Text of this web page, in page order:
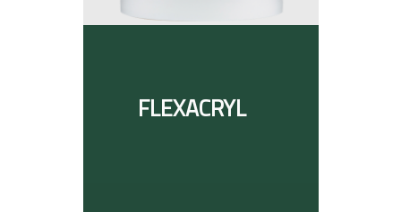
FLEXACRYL